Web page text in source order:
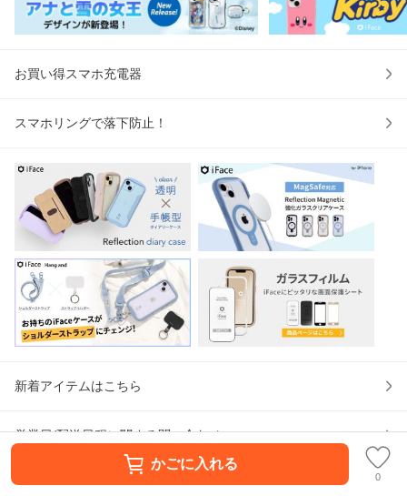
かごに入れる
0
16e 15 14
16e 15 14 13
スマホ
お買い得スマホ充電器
スマホリングで落下防止！
新着アイテムはこちら
営業日/配送日程に関する問い合わせ